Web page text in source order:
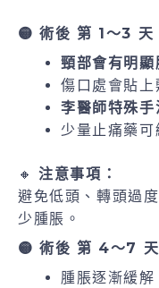
🟡 術後 第 1～3 天
頸部會有明
傷口處會貼上
李醫師特殊手
少量止痛藥可
🔸注意事項：
避免低頭、轉頭過
少腫脹。
🟡 術後 第 4～7 天
腫脹逐漸緩